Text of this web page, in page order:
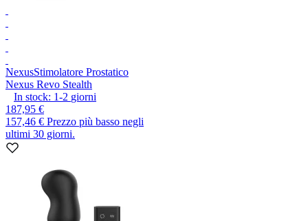
NexusStimolatore Prostatico
Nexus Revo Stealth
In stock: 1-2 giorni
187,95 €
157,46 € Prezzo più basso negli
ultimi 30 giorni.